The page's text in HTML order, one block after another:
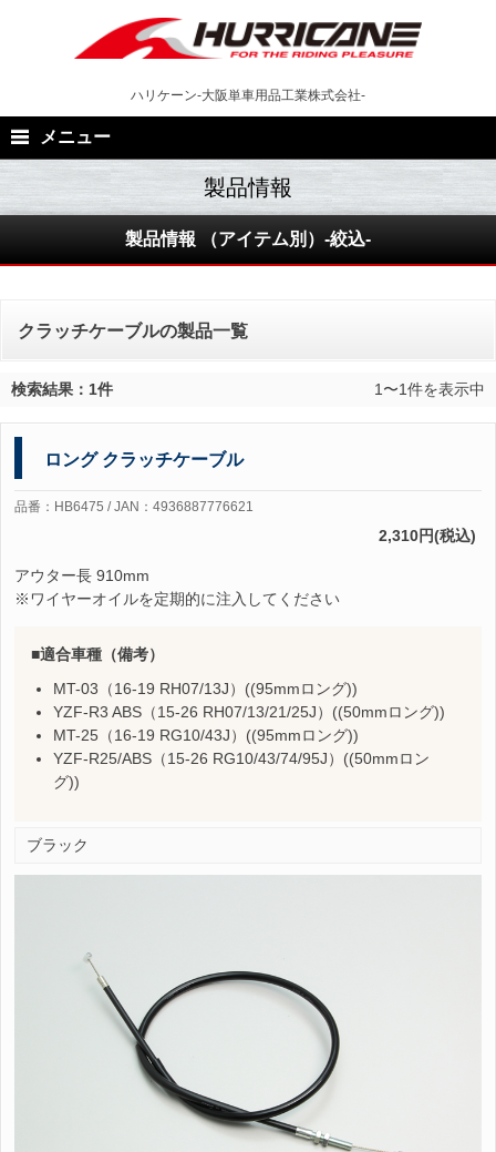
ハリケーン-大阪単車用品工業株式会社-
メニュー
製品情報 （アイテム別）-絞込-
クラッチケーブルの製品一覧
検索結果：1件 1〜1件を表示中
ロング クラッチケーブル
品番：HB6475 / JAN：4936887776621
2,310円(税込)
アウター長 910mm
※ワイヤーオイルを定期的に注入してください
適合車種（備考）
MT-03（16-19 RH07/13J）((95mmロング))
YZF-R3 ABS（15-26 RH07/13/21/25J）((50mmロング))
MT-25（16-19 RG10/43J）((95mmロング))
YZF-R25/ABS（15-26 RG10/43/74/95J）((50mmロン
グ))
ブラック